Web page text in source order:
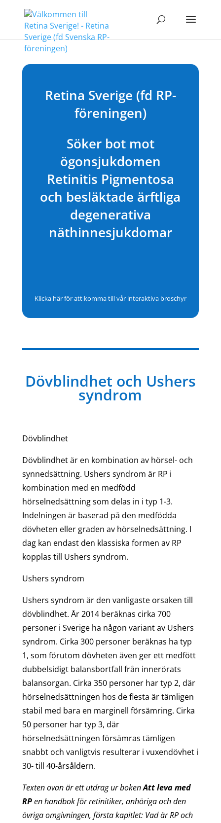
Retina Sverige (fd RP-
föreningen)
Söker bot mot
ögonsjukdomen
Retinitis Pigmentosa
och besläktade ärftliga
degenerativa
näthinnesjukdomar
Klicka här för att komma till vår interaktiva broschyr
Dövblindhet och Ushers
syndrom
Dövblindhet
Dövblindhet är en kombination av hörsel- och
synnedsättning. Ushers syndrom är RP i
kombination med en medfödd
hörselnedsättning som delas in i typ 1-3.
Indelningen är baserad på den medfödda
dövheten eller graden av hörselnedsättning. I
dag kan endast den klassiska formen av RP
kopplas till Ushers syndrom.
Ushers syndrom
Ushers syndrom är den vanligaste orsaken till
dövblindhet. År 2014 beräknas cirka 700
personer i Sverige ha någon variant av Ushers
syndrom. Cirka 300 personer beräknas ha typ
1, som förutom dövheten även ger ett medfött
dubbelsidigt balansbortfall från innerörats
balansorgan. Cirka 350 personer har typ 2, där
hörselnedsättningen hos de flesta är tämligen
stabil med bara en marginell försämring. Cirka
50 personer har typ 3, där
hörselnedsättningen försämras tämligen
snabbt och vanligtvis resulterar i vuxendövhet i
30- till 40-årsåldern.
Texten ovan är ett utdrag ur bokenAtt leva med
RPen handbok för retinitiker, anhöriga och den
övriga omgivningen, första kapitlet: Vad är RP och